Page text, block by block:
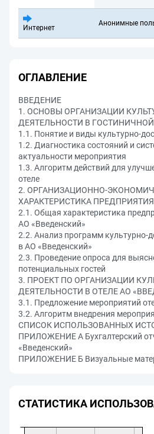
Интернет
Анонимные
ОГЛАВЛЕНИЕ
ВВЕДЕНИЕ
1. ОСНОВЫ ОРГАНИЗАЦИИ
ДЕЯТЕЛЬНОСТИ В
1.1. Понятие и виды культурно-
1.2. Диагностика состояний и
актуальности мероприятия
1.3. Алгоритм действий для
отеле
2. ОРГАНИЗАЦИОННО-
ХАРАКТЕРИСТИКА
2.1. Общая характеристика
АО «Введенский»
2.2. Анализ программ культурно-
в АО «Введенский»
2.3. Проведение опроса для
потенциальных гостей
3. ПРОЕКТ ПО ОРГАНИЗАЦИИ
ДЕЯТЕЛЬНОСТИ В ОТЕЛЕ АО
3.1. Предложение мероприятий
3.2. Алгоритм внедрения
СПИСОК ИСПОЛЬЗОВАННЫХ
ПРИЛОЖЕНИЕ А Бухгалтерский
«Введенский»
ПРИЛОЖЕНИЕ Б Визуальные
СТАТИСТИКА